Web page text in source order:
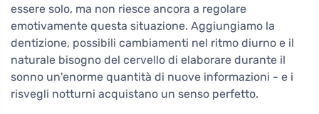
essere solo, ma non riesce ancora a regolare
emotivamente questa situazione. Aggiungiamo la
dentizione, possibili cambiamenti nel ritmo diurno e il
naturale bisogno del cervello di elaborare durante il
sonno un'enorme quantità di nuove informazioni - e i
risvegli notturni acquistano un senso perfetto.